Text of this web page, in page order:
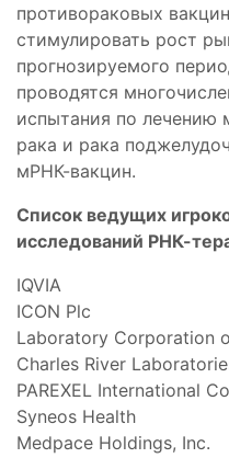
противораковых
стимулировать рост
прогнозируемого
проводятся
испытания по лечению
рака и рака
мРНК-вакцин.
Список ведущих
исследований РНК-
IQVIA
ICON Plc
Laboratory Corporation
Charles River
PAREXEL International
Syneos Health
Medpace Holdings, Inc.